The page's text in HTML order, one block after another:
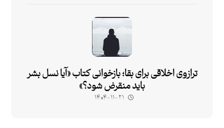
ترازوی اخلاقی برای بقا؛ بازخوانی کتاب «آیا نسل بشر
باید منقرض شود؟»
۱۴۰۴-۱۱-۲۱